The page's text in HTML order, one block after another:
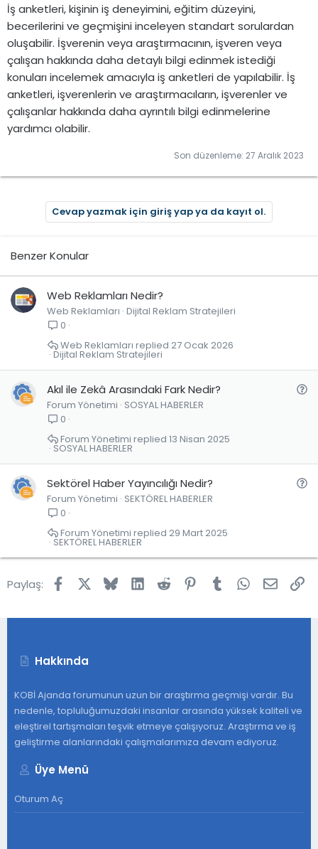
İş anketleri, kişinin iş deneyimini, eğitim düzeyini,
becerilerini ve geçmişini inceleyen standart sorulardan
oluşabilir. İşverenin veya araştırmacının, işveren veya
çalışan hakkında daha detaylı bilgi edinmek istediği
konuları incelemek amacıyla iş anketleri de yapılabilir. İş
anketleri, işverenlerin ve araştırmacıların, işverenler ve
çalışanlar hakkında daha ayrıntılı bilgi edinmelerine
yardımcı olabilir.
Son düzenleme: 27 Aralık 2023
Cevap yazmak için giriş yap ya da kayıt ol.
Benzer Konular
Web Reklamları Nedir?
Web Reklamları Dijital Reklam Stratejileri
0
Dijital Reklam Stratejileri
27 Ocak 2026
Web Reklamları
S
Akıl ile Zekâ Arasındaki Fark Nedir?
Forum Yönetimi SOSYAL HABERLER
0
SOSYAL HABERLER
13 Nisan 2025
Forum Yönetimi
S
Sektörel Haber Yayıncılığı Nedir?
Forum Yönetimi SEKTÖREL HABERLER
0
SEKTÖREL HABERLER
29 Mart 2025
Forum Yönetimi
Paylaş: FacebookBlueskyLinkedInReddit Pinterest
Tumblr WhatsApp
E-
Hakkında
KOBİ Ajanda forumunun uzun bir araştırma geçmişi vardır. Bu
nedenle, topluluğumuzdaki insanlar arasında yüksek kaliteli ve
eleştirel tartışmaları teşvik etmeye çalışıyoruz. Araştırma ve iş
geliştirme alanlarındaki çalışmalarımıza devam ediyoruz.
Üye Menü
Oturum Aç